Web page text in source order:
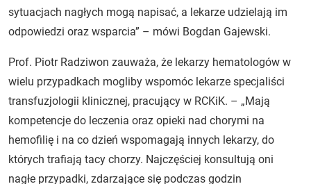
sytuacjach nagłych mogą napisać, a lekarze udzielają im
odpowiedzi oraz wsparcia” – mówi Bogdan Gajewski.
Prof. Piotr Radziwon zauważa, że lekarzy hematologów w
wielu przypadkach mogliby wspomóc lekarze specjaliści
transfuzjologii klinicznej, pracujący w RCKiK. – „Mają
kompetencje do leczenia oraz opieki nad chorymi na
hemofilię i na co dzień wspomagają innych lekarzy, do
których trafiają tacy chorzy. Najczęściej konsultują oni
nagłe przypadki, zdarzające się podczas godzin